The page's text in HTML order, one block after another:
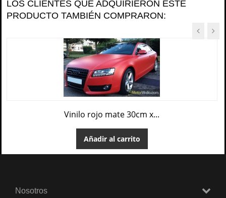
LOS CLIENTES QUE ADQUIRIERON ESTE
PRODUCTO TAMBIÉN COMPRARON:
Vinilo rojo mate 30cm x...
Añadir al carrito
Nosotros